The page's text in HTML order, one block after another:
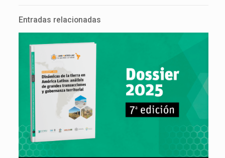
Entradas relacionadas